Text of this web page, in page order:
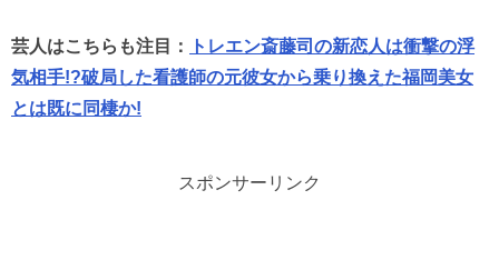
芸人はこちらも注目：
トレエン斎藤司の新恋人は衝撃の浮
気相手!?破局した看護師の元彼女から乗り換えた福岡美女
とは既に同棲か!
スポンサーリンク